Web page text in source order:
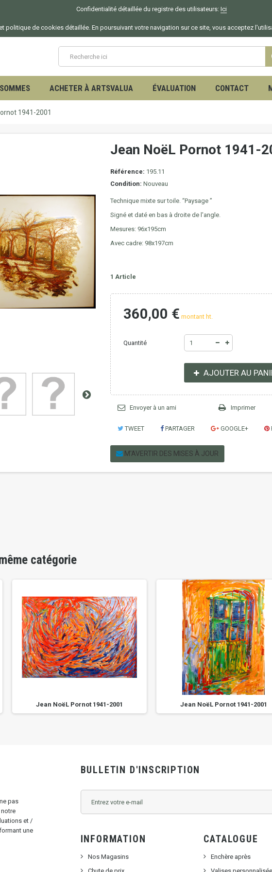
Confidentialité détaillée du registre des utilisateurs: Ici
politique de cookies détaillée. En poursuivant votre navigation sur ce site, vous acceptez
ACHETER À ARTSVALUA ÉVALUATION CONTACT
1941-2001
Jean NoëL Pornot 1941-
Référence: 195.11
Condition: Nouveau
Technique mixte sur toile. “Paysage ”
Signé et daté en bas à droite de l'angle.
Mesures: 96x195cm
Avec cadre: 98x197cm
1 Article
360,00 € montant ht.
Quantité
AJOUTER AU
Envoyer à un ami Imprimer
TWEET PARTAGER GOOGLE+
M'AVERTIR DES MISES À JOUR
catégorie
Jean NoëL Pornot 1941-2001 Jean NoëL Pornot 1941-2001
pas
et /
une
BULLETIN D'INSCRIPTION
INFORMATION
Nos Magasins
CATALOGUE
Enchère après